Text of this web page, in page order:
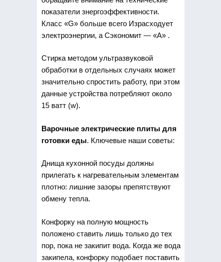
показатели знергоэффективности.
Класс «G» больше всего Израсходует
электроэнергии, а Сэкономит — «А» .
Стирка методом ультразвуковой
обработки в отдельных случаях может
значительно спростить работу, при этом
данные устройства потребляют около
15 ватт (w).
Варочные электрические плиты для
готовки еды. Ключевые наши советы:
Днища кухонной посуды должны
прилегать к нагревательным элементам
плотно: лишние зазоры препятствуют
обмену тепла.
Конфорку на полную мощность
положено ставить лишь только до тех
пор, пока не закипит вода. Когда же вода
закипела, конфорку подобает поставить